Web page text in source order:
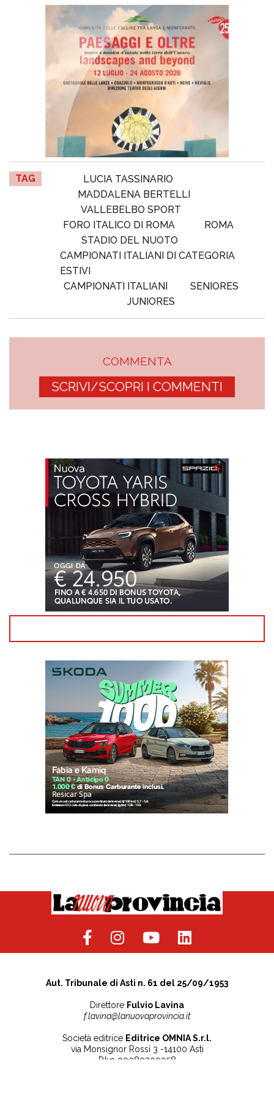
TAG
LUCIA TASSINARIO
MADDALENA BERTELLI
VALLEBELBO SPORT
FORO ITALICO DI ROMA
ROMA
STADIO DEL NUOTO
CAMPIONATI ITALIANI DI CATEGORIA
ESTIVI
CAMPIONATI ITALIANI
SENIORES
JUNIORES
COMMENTA
SCRIVI/SCOPRI I COMMENTI
Aut. Tribunale di Asti n. 61 del 25/09/1953
Direttore Fulvio Lavina
f.lavina@lanuovaprovincia.it
Società editrice Editrice OMNIA S.r.l.
via Monsignor Rossi 3 -14100 Asti
P.Iva 00080200058